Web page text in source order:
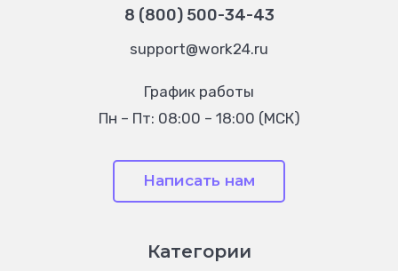
8 (800) 500-34-43
support@work24.ru
График работы
Пн – Пт: 08:00 – 18:00 (МСК)
Написать нам
Категории